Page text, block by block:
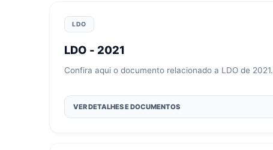
LDO
LDO - 2021
Confira aqui o documento relacionado a LDO de 2021.
VER DETALHES E DOCUMENTOS